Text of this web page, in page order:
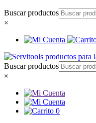
Buscar productos
×
Buscar productos
×
0